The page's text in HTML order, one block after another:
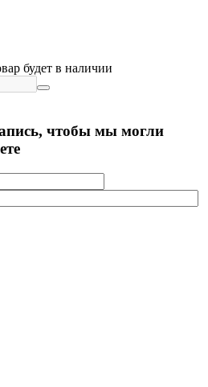
будет в наличии
чтобы мы могли